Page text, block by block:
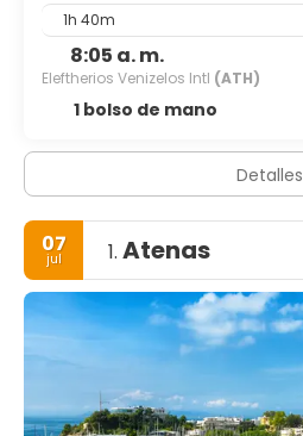
1h 40m
8:05 a. m.
Eleftherios Venizelos Intl (ATH)
1 bolso de mano
Detalles
07
jul 1. Atenas